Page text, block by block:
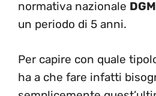
normativa nazionale DGM
un periodo di 5 anni.
Per capire con quale
ha a che fare infatti